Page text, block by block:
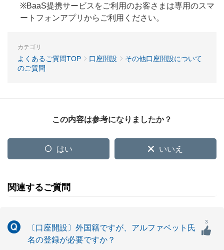
※BaaS提携サービスをご利用のお客さまは専用のスマ
ートフォンアプリからご利用ください。
カテゴリ
よくあるご質問TOP 口座開設
その他口座開設について
のご質問
この内容は参考になりましたか？
はい いいえ
関連するご質問
〔口座開設〕外国籍ですが、アルファベット氏
名の登録が必要ですか？
3